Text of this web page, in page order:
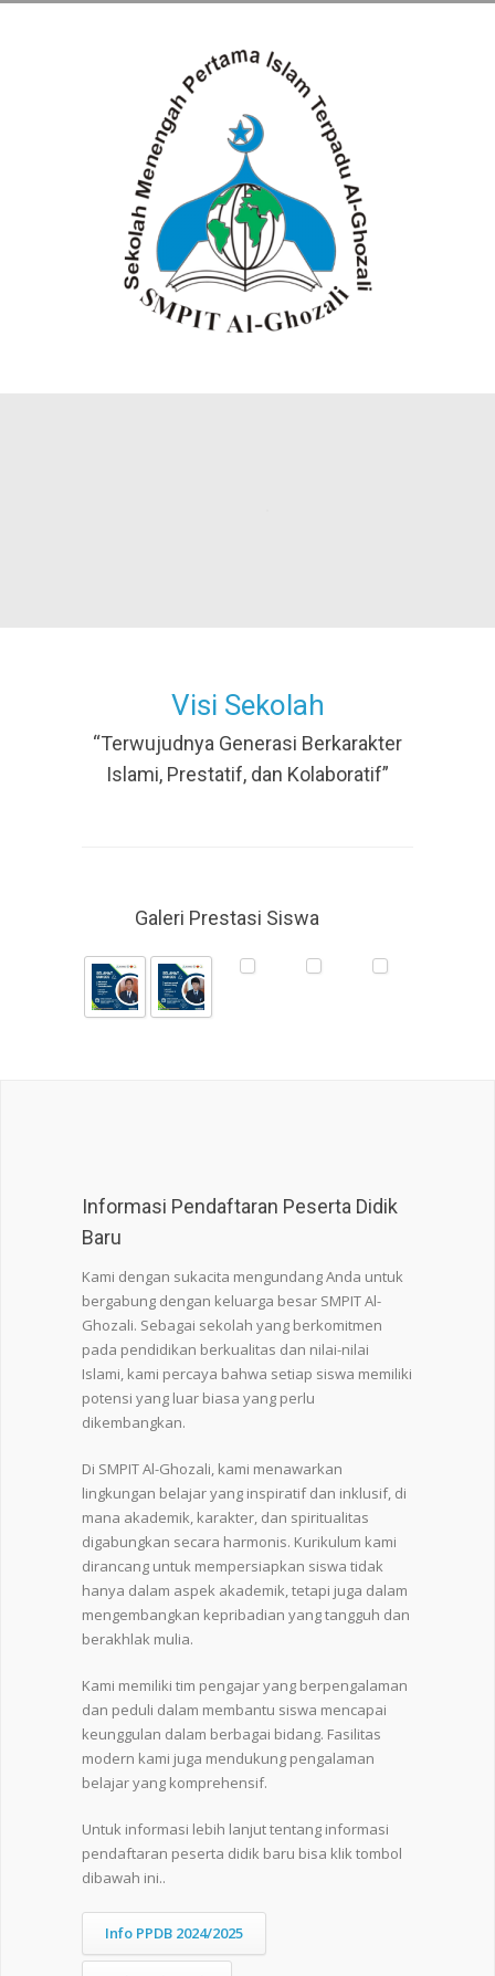
Visi Sekolah
“Terwujudnya Generasi Berkarakter
Islami, Prestatif, dan Kolaboratif”
Galeri Prestasi Siswa
Informasi Pendaftaran Peserta Didik
Baru
Kami dengan sukacita mengundang Anda untuk
bergabung dengan keluarga besar SMPIT Al-
Ghozali. Sebagai sekolah yang berkomitmen
pada pendidikan berkualitas dan nilai-nilai
Islami, kami percaya bahwa setiap siswa memiliki
potensi yang luar biasa yang perlu
dikembangkan.
Di SMPIT Al-Ghozali, kami menawarkan
lingkungan belajar yang inspiratif dan inklusif, di
mana akademik, karakter, dan spiritualitas
digabungkan secara harmonis. Kurikulum kami
dirancang untuk mempersiapkan siswa tidak
hanya dalam aspek akademik, tetapi juga dalam
mengembangkan kepribadian yang tangguh dan
berakhlak mulia.
Kami memiliki tim pengajar yang berpengalaman
dan peduli dalam membantu siswa mencapai
keunggulan dalam berbagai bidang. Fasilitas
modern kami juga mendukung pengalaman
belajar yang komprehensif.
Untuk informasi lebih lanjut tentang informasi
pendaftaran peserta didik baru bisa klik tombol
dibawah ini..
Info PPDB 2024/2025